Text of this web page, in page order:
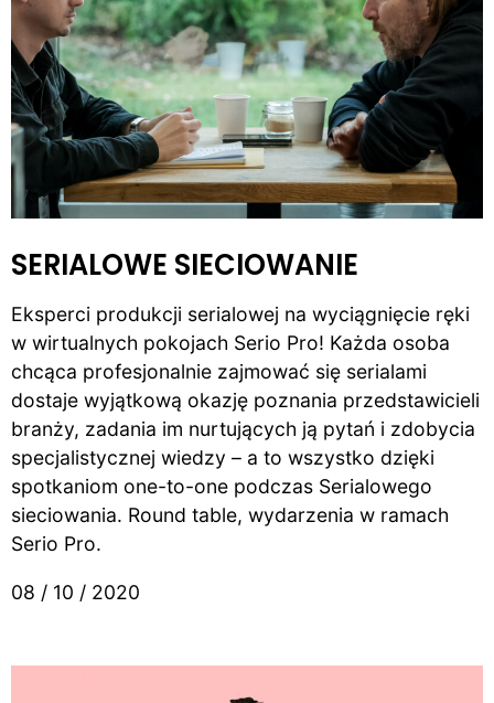
SERIALOWE SIECIOWANIE
Eksperci produkcji serialowej na wyciągnięcie ręki
w wirtualnych pokojach Serio Pro! Każda osoba
chcąca profesjonalnie zajmować się serialami
dostaje wyjątkową okazję poznania przedstawicieli
branży, zadania im nurtujących ją pytań i zdobycia
specjalistycznej wiedzy – a to wszystko dzięki
spotkaniom one-to-one podczas Serialowego
sieciowania. Round table, wydarzenia w ramach
Serio Pro.
08 / 10 / 2020